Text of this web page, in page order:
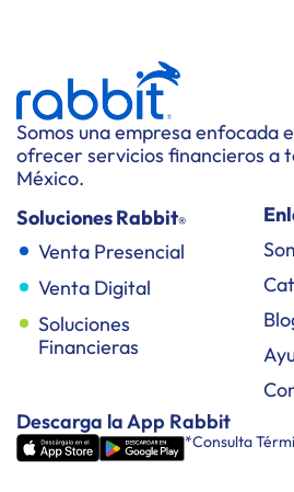
Somos una empresa enfocada
ofrecer servicios financieros a
México.
Soluciones Rabbit®
Venta Presencial
Venta Digital
Soluciones
Financieras
Descarga la App Rabbit
*Consulta